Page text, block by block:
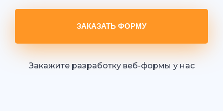
ЗАКАЗАТЬ ФОРМУ
Закажите разработку веб-формы у нас